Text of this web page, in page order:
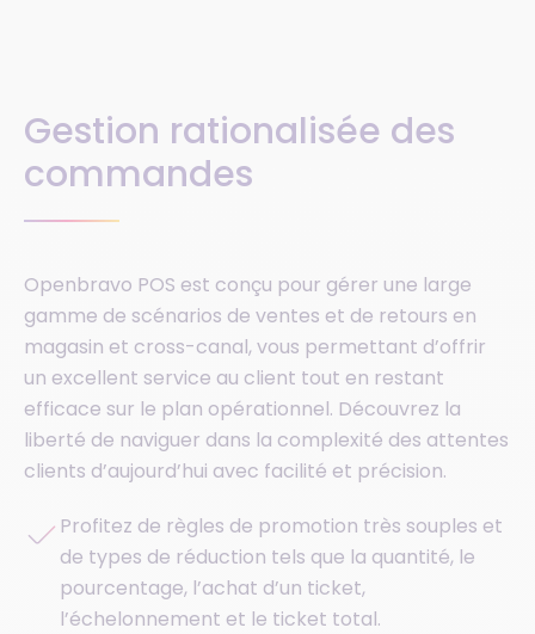
Gestion rationalisée des
commandes
Openbravo POS est conçu pour gérer une large
gamme de scénarios de ventes et de retours en
magasin et cross-canal, vous permettant d’offrir
un excellent service au client tout en restant
efficace sur le plan opérationnel. Découvrez la
liberté de naviguer dans la complexité des attentes
clients d’aujourd’hui avec facilité et précision.
Profitez de règles de promotion très souples et
de types de réduction tels que la quantité, le
pourcentage, l’achat d’un ticket,
l’échelonnement et le ticket total.